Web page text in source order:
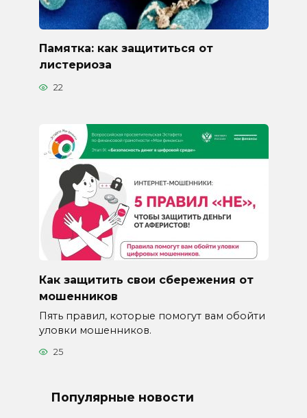
Памятка: как защититься от
листериоза
22
Как защитить свои сбережения от
мошенников
Пять правил, которые помогут вам обойти
уловки мошенников.
25
Популярные новости